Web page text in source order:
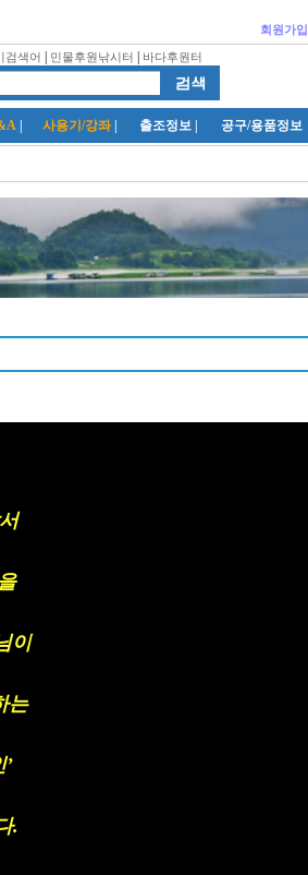
회원가입
검색어 민물후원낚시터 바다후원터
사용기/강좌 출조정보 공구/용품정보
이
는
’
.